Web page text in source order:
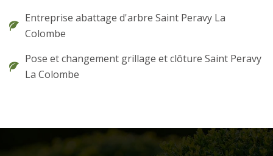
Entreprise abattage d'arbre Saint Peravy La
Colombe
Pose et changement grillage et clôture Saint Peravy
La Colombe